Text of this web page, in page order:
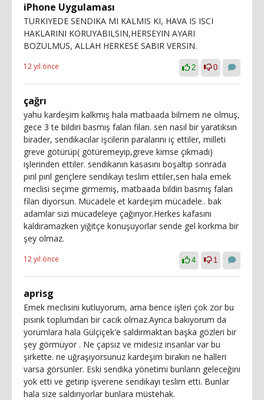
iPhone Uygulaması
TURKIYEDE SENDIKA MI KALMIS KI, HAVA IS ISCI
HAKLARINI KORUYABILSIN,HERSEYIN AYARI
BOZULMUS, ALLAH HERKESE SABIR VERSIN.
12 yıl önce 2 0
çağrı
yahu kardeşim kalkmış hala matbaada bilmem ne olmuş,
gece 3 te bildiri basmış falan filan. sen nasıl bir yaratıksın
birader, sendikacılar işcilerin paralarını iç ettiler, milleti
greve götürüp( götüremeyip,greve kimse çıkmadı)
işlerinden ettiler. sendikanın kasasını boşaltıp sonrada
pırıl pırıl gençlere sendikayı teslim ettiler,sen hala emek
meclisi seçime girmemiş, matbaada bildiri basmış falan
filan diyorsun. Mücadele et kardeşim mücadele.. bak
adamlar sizi mücadeleye çağırıyor.Herkes kafasını
kaldıramazken yiğitçe konuşuyorlar sende gel korkma bir
şey olmaz.
12 yıl önce 4 1
aprisg
Emek meclisini kutluyorum, ama bence işleri çok zor bu
pısırık toplumdan bir cacık olmaz.Ayrıca bakıyorum da
yorumlara hala Gülçiçek'e saldırmaktan başka gözleri bir
şey görmüyor . Ne çapsız ve midesiz insanlar var bu
şirkette. ne uğraşıyorsunuz kardeşim bırakın ne halleri
varsa görsünler. Eski sendika yönetimi bunların geleceğini
yok etti ve getirip işverene sendikayı teslim etti. Bunlar
hala size saldırıyorlar bunlara müstehak.